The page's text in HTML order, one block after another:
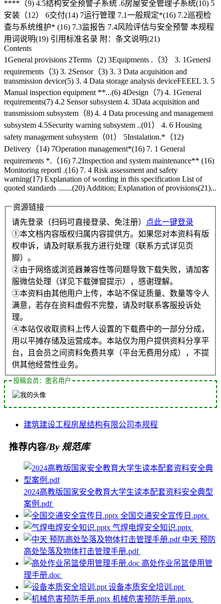
****（9) 4.5结构安全预警子系统 .6房屋安全管理子系统(10) 5
安装（12） 6交付(14) 7运行管理 7.1一般规定*(16) 7.2巡视检
查与系统维护* (16) 7.3监报告 7.4风险评估与安全预警 本规程
用词说明(19) 引用标准名录 附：条文说明(21)
Contents
1General provisions 2Terms（2) 3Equipments .（3） 3. 1Genersl
requirements（3) 3. 2Sensor（3) 3. 3 Data acquisition and
transmission device(5) 3. 4 Data storage analysis deviceFEEEL 3. 5
Manual inspection equipment **...(6) 4Design（7) 4. 1General
requirements(7) 4.2 Sensor subsystem 4. 3Data acquisition and
transmissiom subsystem（8) 4. 4 Data processing and management
subsystem 4.5Security warning subsystem ..(01） 4. 6 Housing
safety management subsystem（01） 5Instalation.*（12)
Delivery（14) 7Operation management*(16) 7. 1 General
requirements *.（16) 7.2Inspection and system maintenance** (16)
Monitoring reportl .(16) 7. 4 Risk assessment and safety
warning(17) Explanation of wording in this specification List of
quoted standards .......(20) Addition; Explanation of provisions(21)...
资源链接
请先登录（扫码可直接登录、免注册）
点此一键登录
①本文档内容版权归属内容提供方。如果您对本资料有版
权申诉，请及时联系我方进行处理（联系方式详见页
脚）。
②由于网络或浏览器兼容性等问题导致下载失败，请加客
服微信处理（详见下载弹窗提示），感谢理解。
③本资料由其他用户上传，本站不保证质量、数量等令人
满意，若存在资料虚假不完整，请及时联系客服投诉处
理。
④本站仅收取资料上传人设置的下载费中的一部分分成，
用以平摊存储及运营成本。本站仅为用户提供资料分享平
台，且会员之间资料免费共享（平台无费用分成），不提
供其他经营性业务。
投稿会员：匿名用户
建筑建设工程房屋结构有限公司本规程
推荐内容/By 规范库
2024高教版国家安全教育大学生读本配套资料安全典型
案例.pdf
全国交通安全宣传日.pptx
气焊电焊安全知识.pptx
中天 预防
高处坠落及物体打击管理手册.pdf
高处作业吊篮使用管
理手册.doc
设备本质安全培训.ppt
机械危害预防手册.pptx